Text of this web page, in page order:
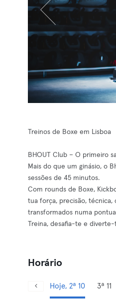
Treinos de Boxe em Lisboa
BHOUT Club – O primeiro
Mais do que um ginásio, o
sessões de 45 minutos.
Com rounds de Boxe,
tua força, precisão, técnica,
transformados numa
Treina, desafia-te e
Horário
Hoje, 2ª 10 3ª 11